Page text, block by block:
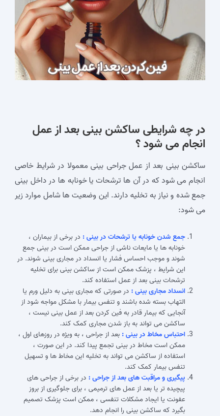
در چه شرایطی ساکشن بینی بعد از عمل
انجام می شود ؟
ساکشن بینی بعد از عمل جراحی بینی معمولا در شرایط خاصی
انجام می‌ شود که در آن‌ ها ترشحات یا خونابه‌ ها در داخل بینی
جمع شده و نیاز به تخلیه دارند. این وضعیت‌ ها شامل موارد زیر
می‌ شود:
جمع شدن خونابه یا ترشحات در بینی : در برخی از بیماران ،
خونابه‌ ها یا مایعات ناشی از جراحی ممکن است در بینی جمع
شوند و موجب احساس فشار یا انسداد در مجاری بینی شوند. در
این شرایط ، پزشک ممکن است از ساکشن بینی برای تخلیه
ترشحات بینی بعد از عمل استفاده کند.
انسداد مجاری بینی : در صورتی که مجاری بینی به دلیل ورم یا
التهاب بسته شده باشند و تنفس بیمار با مشکل مواجه شود از
آنجایی که بیمار قادر به فین کردن بعد از عمل بینی نیست ،
ساکشن می‌ تواند به باز شدن مجاری کمک کند.
احتباس مخاط در بینی : بعد از جراحی ، به ویژه در روزهای اول ،
ممکن است مخاط در بینی تجمع پیدا کند. در این صورت ،
استفاده از ساکشن می‌ تواند به تخلیه این مخاط‌ ها و تسهیل
تنفس بیمار کمک کند.
پیگیری و مراقبت‌ های بعد از جراحی : در برخی از جراحی‌ های
پیچیده‌ تر یا بعد از عمل های ترمیمی ، برای جلوگیری از بروز
عفونت یا ایجاد مشکلات تنفسی ، ممکن است پزشک تصمیم
بگیرد که ساکشن بینی را انجام دهد.